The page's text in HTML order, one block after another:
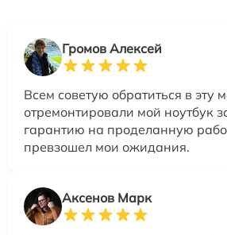
Громов Алексей
Всем советую обратиться в эту
отремонтировали мой ноутбук
гарантию на проделанную
превзошел мои ожидания.
Аксенов Марк